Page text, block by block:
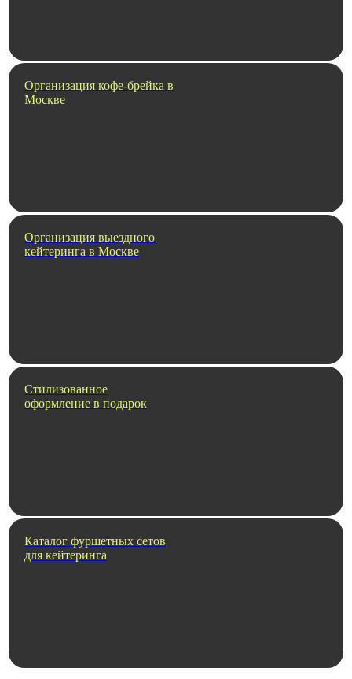
Организация кофе-брейка в
Москве
Организация выездного
кейтеринга в Москве
Стилизованное
оформление в подарок
Каталог фуршетных сетов
для кейтеринга